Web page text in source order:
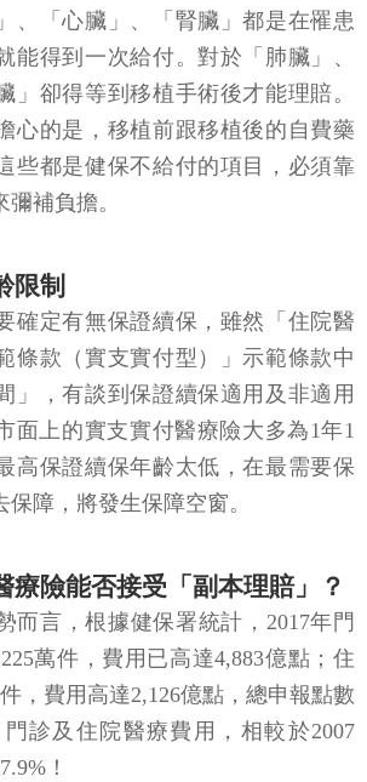
、「心臟」、「腎臟」都是在罹患
能得到一次給付。對於「肺臟」、
」卻得等到移植手術後才能理賠。
心的是，移植前跟移植後的自費藥
些都是健保不給付的項目，必須靠
補負擔。
限制
確定有無保證續保，雖然「住院醫
條款（實支實付型）」示範條款中
」，有談到保證續保適用及非適用
面上的實支實付醫療險大多為1年1
高保證續保年齡太低，在最需要保
障，將發生保障空窗。
療險能否接受「副本理賠」？
而言，根據健保署統計，2017年門
萬件，費用已高達4,883億點；住
，費用高達2,126億點，總申報點數
門診及住院醫療費用，相較於2007
！